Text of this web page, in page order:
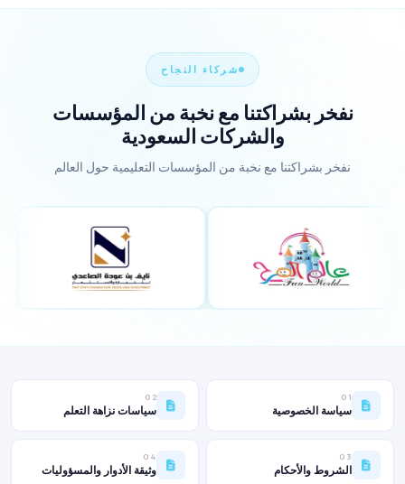
شركاء النجاح
نفخر بشراكتنا مع نخبة من المؤسسات
والشركات السعودية
نفخر بشراكتنا مع نخبة من المؤسسات التعليمية حول العالم
سياسة الخصوصية
02
سياسات نزاهة التعلم
03
الشروط والأحكام
04
وثيقة الأدوار والمسؤوليات